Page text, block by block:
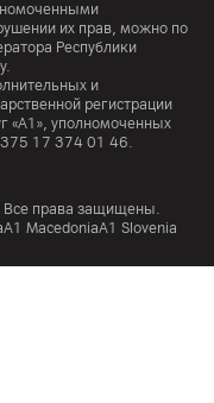
их прав, можно по
Республики
и
регистрации
«А1», уполномоченных
17 374 01 46.
Все права защищены.
A1 MacedoniaA1 Slovenia